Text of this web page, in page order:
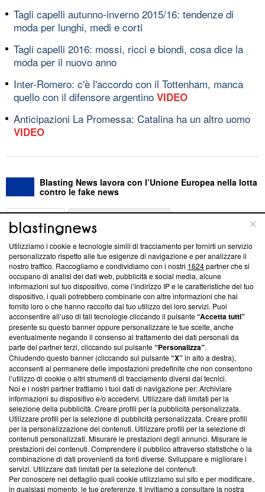
Tagli capelli autunno-inverno 2015/16: tendenze di
moda per lunghi, medi e corti
Tagli capelli 2016: mossi, ricci e biondi, cosa dice la
moda per il nuovo anno
Inter-Romero: c'è l'accordo con il Tottenham, manca
quello con il difensore argentino VIDEO
Anticipazioni La Promessa: Catalina ha un altro uomo
VIDEO
Blasting News lavora con l’Unione Europea nella lotta
contro le fake news
ABOUT
Questa sezione offre informazioni trasparenti su Blasting
News, sui nostri processi editoriali e su come ci impegniamo a
creare news di qualità. Inoltre, afferma la nostra aderenza a
‘Trust Project - News with Integrity’Blasting News non è
ancora membro del programma, ma ha richiesto di farne
parte; Trust Project non ha ancora effettuato una verifica di
conformità agli standard.
Su di noi
Team editoriale
Corporate
Redazione
Informativa Privacy
Cookie Policy
Blasting SA, IDI CHE-247.845.224, Via Carlo Frasca, 3 - 6900
Lugano (Svizzera) Tel:+39 0690258937
Utilizziamo i cookie e tecnologie simili di tracciamento per fornirti un servizio
personalizzato rispetto alle tue esigenze di navigazione e per analizzare il
nostro traffico. Raccogliamo e condividiamo con i nostri 1624partner che si
occupano di analisi dei dati web, pubblicità e social media, alcune
informazioni sul tuo dispositivo, come l’indirizzo IP e le caratteristiche del tuo
dispositivo, i quali potrebbero combinarle con altre informazioni che hai
fornito loro o che hanno raccolto dal tuo utilizzo dei loro servizi. Puoi
acconsentire all’uso di tali tecnologie cliccando il pulsante“Accetta tutti”
presente su questo banner oppure personalizzare le tue scelte, anche
eventualmente negando il consenso al trattamento dei dati personali da
parte dei partner terzi, cliccando sul pulsante“Personalizza”.
Chiudendo questo banner (cliccando sul pulsante“X”in alto a destra),
acconsenti al permanere delle impostazioni predefinite che non consentono
l’utilizzo di cookie o altri strumenti di tracciamento diversi dai tecnici.
Noi e i nostri partner trattiamo i tuoi dati di navigazione per: Archiviare
informazioni su dispositivo e/o accedervi. Utilizzare dati limitati per la
selezione della pubblicità. Creare profili per la pubblicità personalizzata.
Utilizzare profili per la selezione di pubblicità personalizzata. Creare profili
per la personalizzazione dei contenuti. Utilizzare profili per la selezione di
contenuti personalizzati. Misurare le prestazioni degli annunci. Misurare le
prestazioni dei contenuti. Comprendere il pubblico attraverso statistiche o la
combinazione di dati provenienti da fonti diverse. Sviluppare e migliorare i
servizi. Utilizzare dati limitati per la selezione dei contenuti.
Per conoscere nel dettaglio quali cookie utilizziamo sul sito e per modificare,
in qualsiasi momento, le tue preferenze, ti invitiamo a consultare la nostra